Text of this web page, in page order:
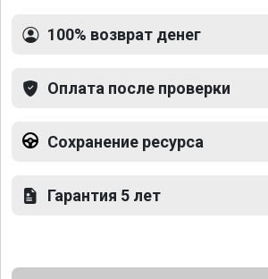
100% возврат денег
Оплата после проверки
Сохранение ресурса
Гарантия 5 лет